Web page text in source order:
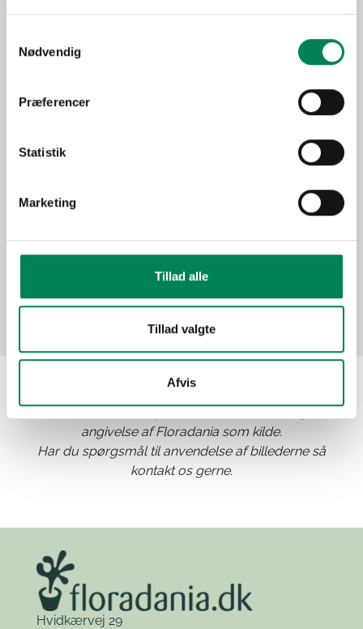
Nødvendig
Præferencer
Statistik
Marketing
Tillad alle
Tillad valgte
Afvis
Lysbehov
Trives bedst i direkte sol.
Oprindelse
Materialet kan frit benyttes til anden publicering med
angivelse af Floradania som kilde.
Har du spørgsmål til anvendelse af billederne så
kontakt os gerne.
Hvidkærvej 29